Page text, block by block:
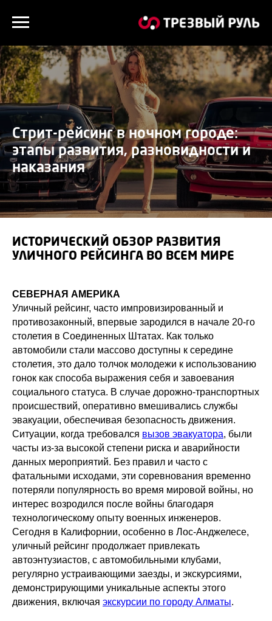
Стрит-рейсинг в ночном городе:
этапы развития, разновидности и
наказания
ИСТОРИЧЕСКИЙ ОБЗОР РАЗВИТИЯ
УЛИЧНОГО РЕЙСИНГА ВО ВСЕМ МИРЕ
СЕВЕРНАЯ АМЕРИКА
Уличный рейсинг, часто импровизированный и
противозаконный, впервые зародился в начале 20-го
столетия в Соединенных Штатах. Как только
автомобили стали массово доступны к середине
столетия, это дало толчок молодежи к использованию
гонок как способа выражения себя и завоевания
социального статуса. В случае дорожно-транспортных
происшествий, оперативно вмешивались службы
эвакуации, обеспечивая безопасность движения.
Ситуации, когда требовался вызов эвакуатора, были
часты из-за высокой степени риска и аварийности
данных мероприятий. Без правил и часто с
фатальными исходами, эти соревнования временно
потеряли популярность во время мировой войны, но
интерес возродился после войны благодаря
технологическому опыту военных инженеров.
Сегодня в Калифорнии, особенно в Лос-Анджелесе,
уличный рейсинг продолжает привлекать
автоэнтузиастов, с автомобильными клубами,
регулярно устраивающими заезды, и экскурсиями,
демонстрирующими уникальные аспекты этого
движения, включая экскурсии по городу Алматы.